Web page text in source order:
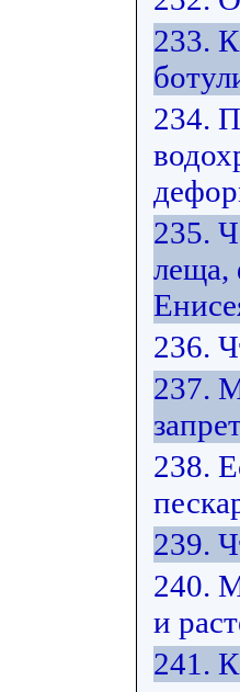
233.
234.
235.
леща,
236.
237.
238.
239.
240.
и
241.